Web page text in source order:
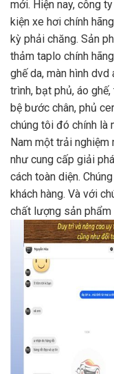
mới. Hiện nay, công
kiện xe hơi chính
kỳ phải chăng. Sản
thảm taplo chính
ghế da, màn hình
trình, bạt phủ, áo
bệ bước chân, phủ
chúng tôi đó chính là
Nam một trải
như cung cấp giải
cách toàn diện.
khách hàng. Và với
chất lượng sản phẩm